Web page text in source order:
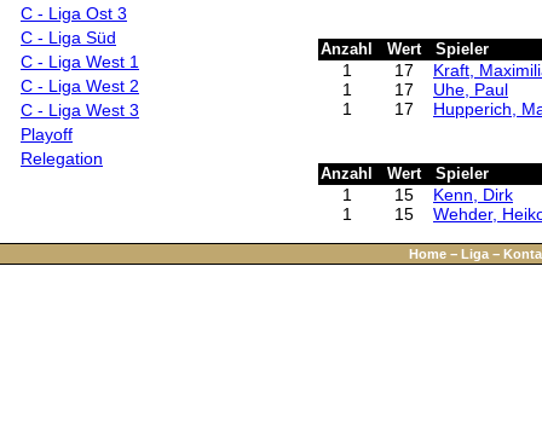
C - Liga Ost 3
C - Liga Süd
C - Liga West 1
C - Liga West 2
C - Liga West 3
Playoff
Relegation
Anzahl Wert Spieler
1 17
Kraft,
1
17
Uhe, Paul
1
17 Hupperich,
Anzahl Wert Spieler
1 15
Kenn, Dirk
1
15 Wehder,
Home − Liga −